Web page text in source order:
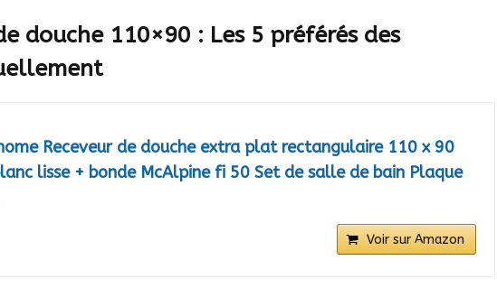
douche 110×90 : Les 5 préférés des
Receveur de douche extra plat rectangulaire 110 x 90
lisse + bonde McAlpine fi 50 Set de salle de bain Plaque
Voir sur Amazon